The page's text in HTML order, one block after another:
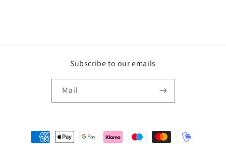
Subscribe to our emails
Mail